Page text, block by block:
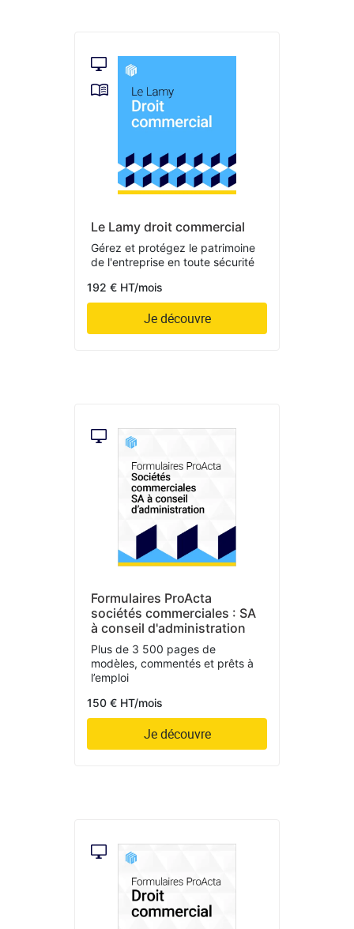
Le Lamy droit commercial
Gérez et protégez le patrimoine
de l'entreprise en toute sécurité
192 € HT/mois
Je découvre
Formulaires ProActa
sociétés commerciales : SA
à conseil d'administration
Plus de 3 500 pages de
modèles, commentés et prêts à
l’emploi
150 € HT/mois
Je découvre